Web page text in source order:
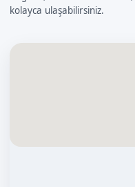
kolayca ulaşabilirsiniz.